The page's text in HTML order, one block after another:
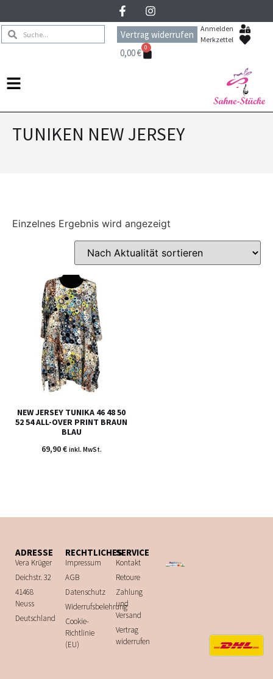
Vertrag widerrufen
Anmelden
Merkzettel
0,00€ 0
TUNIKEN NEW JERSEY
Einzelnes Ergebnis wird angezeigt
NEW JERSEY TUNIKA 46 48 50
52 54 ALL-OVER PRINT BRAUN
BLAU
69,90€ inkl. MwSt.
ADRESSE
Vera Krüger
Deichstr. 32
41468
Neuss
Deutschland
RECHTLICHES
Impressum
AGB
Datenschutz
Widerrufsbelehrung
Cookie-
Richtlinie
(EU)
SERVICE
Kontakt
Retoure
Zahlung
und
Versand
Vertrag
widerrufen